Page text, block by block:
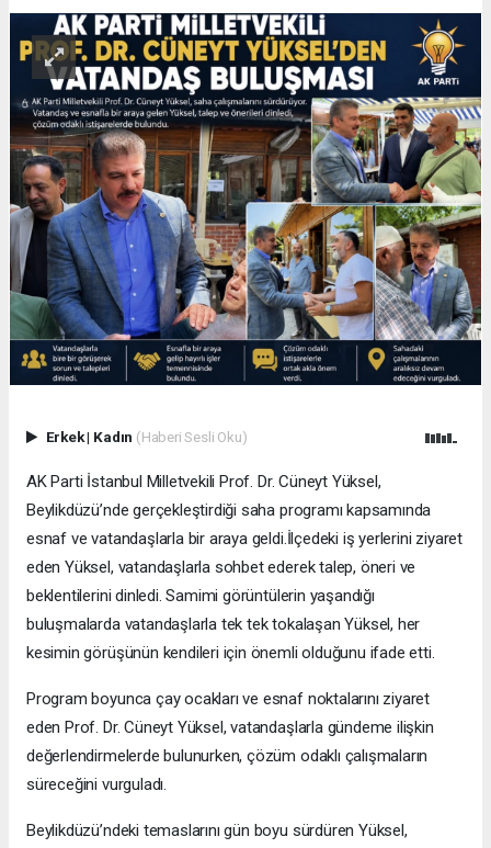
Erkek| Kadın (Haberi Sesli Oku)
AK Parti İstanbul Milletvekili Prof. Dr. Cüneyt Yüksel,
Beylikdüzü’nde gerçekleştirdiği saha programı kapsamında
esnaf ve vatandaşlarla bir araya geldi.İlçedeki iş yerlerini ziyaret
eden Yüksel, vatandaşlarla sohbet ederek talep, öneri ve
beklentilerini dinledi. Samimi görüntülerin yaşandığı
buluşmalarda vatandaşlarla tek tek tokalaşan Yüksel, her
kesimin görüşünün kendileri için önemli olduğunu ifade etti.
Program boyunca çay ocakları ve esnaf noktalarını ziyaret
eden Prof. Dr. Cüneyt Yüksel, vatandaşlarla gündeme ilişkin
değerlendirmelerde bulunurken, çözüm odaklı çalışmaların
süreceğini vurguladı.
Beylikdüzü’ndeki temaslarını gün boyu sürdüren Yüksel,